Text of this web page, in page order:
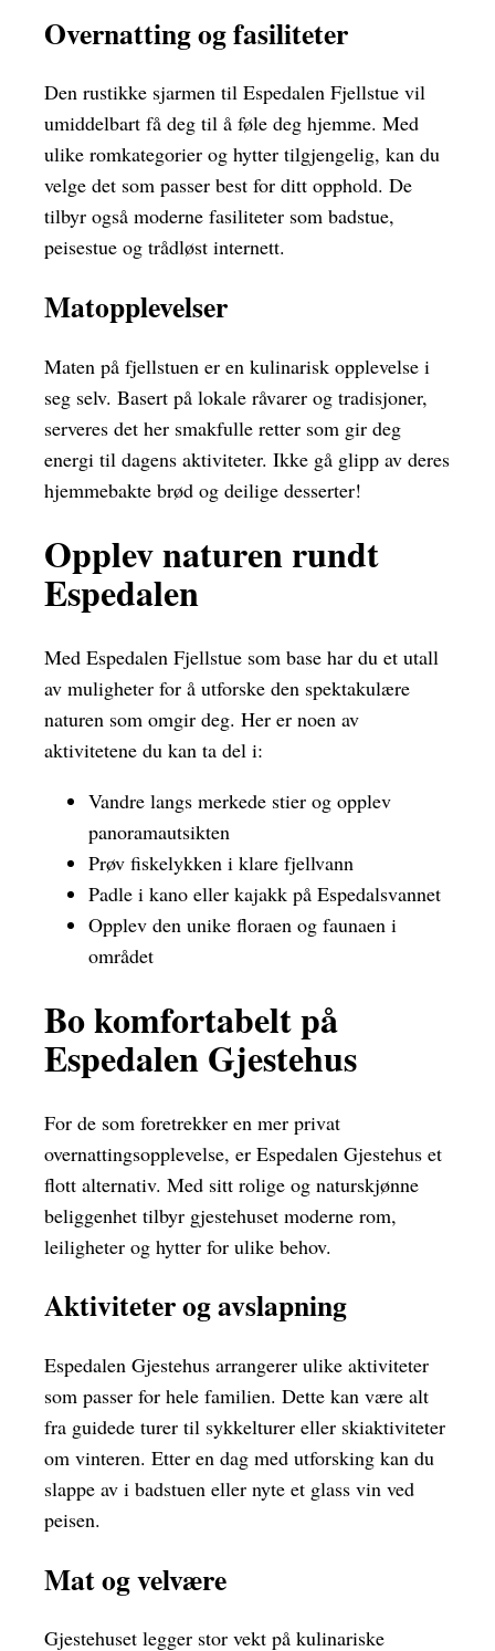
Overnatting og fasiliteter
Den rustikke sjarmen til Espedalen Fjellstue vil
umiddelbart få deg til å føle deg hjemme. Med
ulike romkategorier og hytter tilgjengelig, kan du
velge det som passer best for ditt opphold. De
tilbyr også moderne fasiliteter som badstue,
peisestue og trådløst internett.
Matopplevelser
Maten på fjellstuen er en kulinarisk opplevelse i
seg selv. Basert på lokale råvarer og tradisjoner,
serveres det her smakfulle retter som gir deg
energi til dagens aktiviteter. Ikke gå glipp av deres
hjemmebakte brød og deilige desserter!
Opplev naturen rundt
Espedalen
Med Espedalen Fjellstue som base har du et utall
av muligheter for å utforske den spektakulære
naturen som omgir deg. Her er noen av
aktivitetene du kan ta del i:
Vandre langs merkede stier og opplev
panoramautsikten
Prøv fiskelykken i klare fjellvann
Padle i kano eller kajakk på Espedalsvannet
Opplev den unike floraen og faunaen i
området
Bo komfortabelt på
Espedalen Gjestehus
For de som foretrekker en mer privat
overnattingsopplevelse, er Espedalen Gjestehus et
flott alternativ. Med sitt rolige og naturskjønne
beliggenhet tilbyr gjestehuset moderne rom,
leiligheter og hytter for ulike behov.
Aktiviteter og avslapning
Espedalen Gjestehus arrangerer ulike aktiviteter
som passer for hele familien. Dette kan være alt
fra guidede turer til sykkelturer eller skiaktiviteter
om vinteren. Etter en dag med utforsking kan du
slappe av i badstuen eller nyte et glass vin ved
peisen.
Mat og velvære
Gjestehuset legger stor vekt på kulinariske